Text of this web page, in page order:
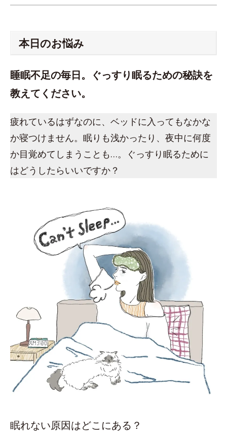
本日のお悩み
睡眠不足の毎日。ぐっすり眠るための秘訣を
教えてください。
疲れているはずなのに、ベッドに入ってもなかな
か寝つけません。眠りも浅かったり、夜中に何度
か目覚めてしまうことも…。ぐっすり眠るために
はどうしたらいいですか？
眠れない原因はどこにある？